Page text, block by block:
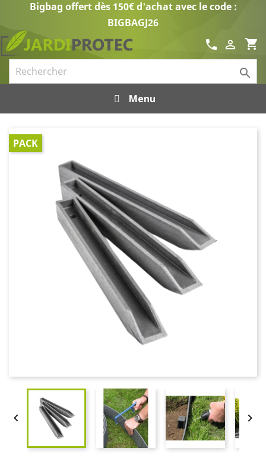
Bigbag offert dès 150€ d'achat avec le code :
BIGBAGJ26
shopping_cart

call

Menu
PACK
 